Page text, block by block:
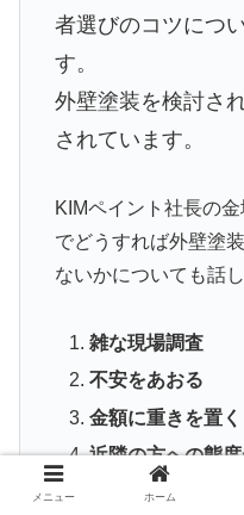
者選びのコツにつ
す。
外壁塗装を検討さ
されています。
KIMペイント社長の
でどうすれば外壁塗
ないかについても話
雑な現場調査
不安をあおる
金額に重きを置く
近隣の方への態
態度が悪い
メニュー ホーム